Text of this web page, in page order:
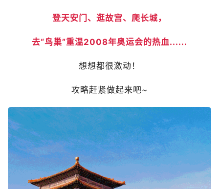
登天安门、逛故宫、爬长城，
去“鸟巢”重温2008年奥运会的热血......
想想都很激动！
攻略赶紧做起来吧~